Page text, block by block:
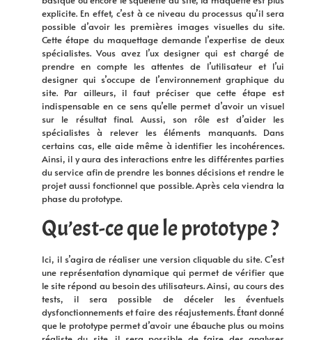
explicite. En effet, c’est à ce niveau du processus qu’il sera
possible d’avoir les premières images visuelles du site.
Cette étape du maquettage demande l’expertise de deux
spécialistes. Vous avez l’ux designer qui est chargé de
prendre en compte les attentes de l’utilisateur et l’ui
designer qui s’occupe de l’environnement graphique du
site. Par ailleurs, il faut préciser que cette étape est
indispensable en ce sens qu’elle permet d’avoir un visuel
sur le résultat final. Aussi, son rôle est d’aider les
spécialistes à relever les éléments manquants. Dans
certains cas, elle aide même à identifier les incohérences.
Ainsi, il y aura des interactions entre les différentes parties
du service afin de prendre les bonnes décisions et rendre le
projet aussi fonctionnel que possible. Après cela viendra la
phase du prototype.
Qu’est-ce que le prototype ?
Ici, il s’agira de réaliser une version cliquable du site. C’est
une représentation dynamique qui permet de vérifier que
le site répond au besoin des utilisateurs. Ainsi, au cours des
tests, il sera possible de déceler les éventuels
dysfonctionnements et faire des réajustements. Étant donné
que le prototype permet d’avoir une ébauche plus ou moins